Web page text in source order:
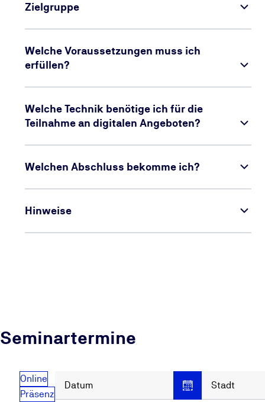
Zielgruppe
Welche Voraussetzungen muss ich
erfüllen?
Welche Technik benötige ich für die
Teilnahme an digitalen Angeboten?
Welchen Abschluss bekomme ich?
Hinweise
Seminartermine
Online
Präsenz
Datum Stadt